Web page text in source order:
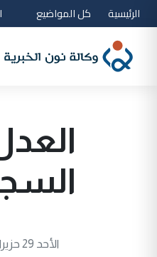
الرئيسية كل المواضيع
الأحد 29 حزيران 2025